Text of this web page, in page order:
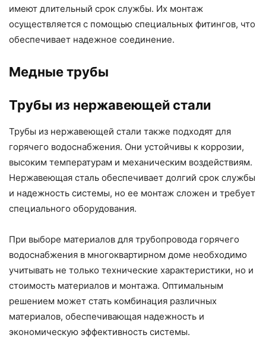
имеют длительный срок службы. Их монтаж
осуществляется с помощью специальных фитингов, что
обеспечивает надежное соединение.
Медные трубы
Трубы из нержавеющей стали
Трубы из нержавеющей стали также подходят для
горячего водоснабжения. Они устойчивы к коррозии,
высоким температурам и механическим воздействиям.
Нержавеющая сталь обеспечивает долгий срок службы
и надежность системы, но ее монтаж сложен и требует
специального оборудования.
При выборе материалов для трубопровода горячего
водоснабжения в многоквартирном доме необходимо
учитывать не только технические характеристики, но и
стоимость материалов и монтажа. Оптимальным
решением может стать комбинация различных
материалов, обеспечивающая надежность и
экономическую эффективность системы.